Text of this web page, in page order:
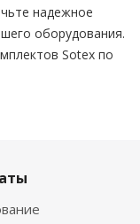
надежное
оборудования.
Sotex по